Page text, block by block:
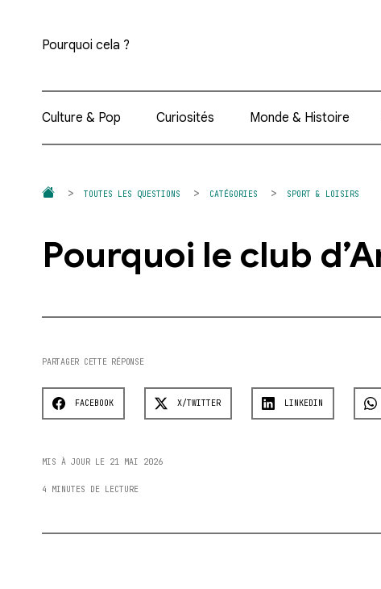
Pourquoi cela ?
Culture & Pop Curiosités Monde & Histoire
TOUTES LES QUESTIONS CATÉGORIES SPORT & LOISIRS
Pourquoi le club
PARTAGER CETTE RÉPONSE
FACEBOOK X/TWITTER LINKEDIN
MIS À JOUR LE 21 MAI 2026
4 MINUTES DE LECTURE